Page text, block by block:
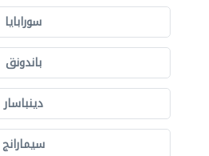
سورابايا
باندونق
دينباسار
سيمارانج